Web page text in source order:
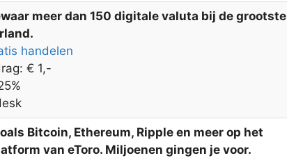
meer dan 150 digitale valuta bij de grootste
handelen
€ 1,-
Bitcoin, Ethereum, Ripple en meer op het
van eToro. Miljoenen gingen je voor.